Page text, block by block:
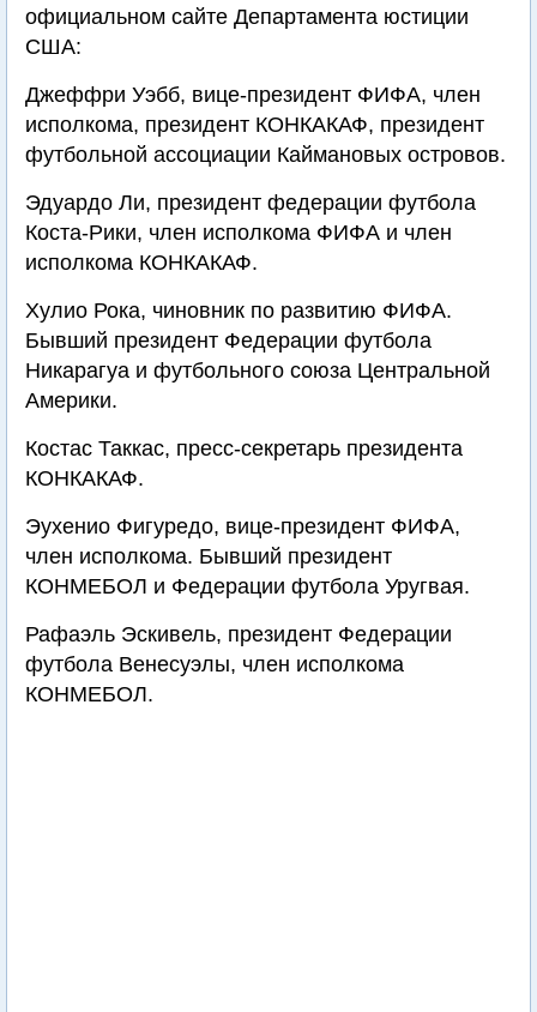
официальном сайте Департамента юстиции
США:
Джеффри Уэбб, вице-президент ФИФА, член
исполкома, президент КОНКАКАФ, президент
футбольной ассоциации Каймановых островов.
Эдуардо Ли, президент федерации футбола
Коста-Рики, член исполкома ФИФА и член
исполкома КОНКАКАФ.
Хулио Рока, чиновник по развитию ФИФА.
Бывший президент Федерации футбола
Никарагуа и футбольного союза Центральной
Америки.
Костас Таккас, пресс-секретарь президента
КОНКАКАФ.
Эухенио Фигуредо, вице-президент ФИФА,
член исполкома. Бывший президент
КОНМЕБОЛ и Федерации футбола Уругвая.
Рафаэль Эскивель, президент Федерации
футбола Венесуэлы, член исполкома
КОНМЕБОЛ.